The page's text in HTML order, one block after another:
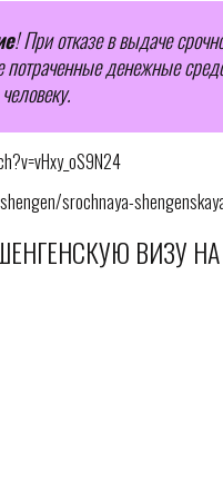
! При отказе в выдаче
денежные
srochnaya-
ВИЗУ НА